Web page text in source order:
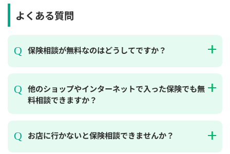
よくある質問
保険相談が無料なのはどうしてですか？
他のショップやインターネットで入った保険でも無
料相談できますか？
お店に行かないと保険相談できませんか？